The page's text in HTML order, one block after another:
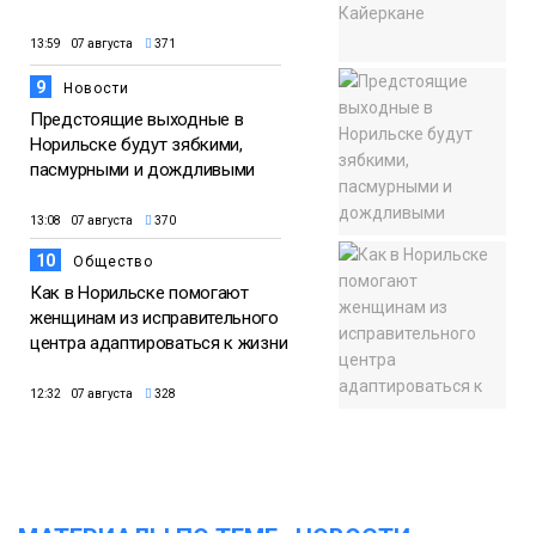
13:59 07 августа 371
9 Новости
Предстоящие выходные в
Норильске будут зябкими,
пасмурными и дождливыми
13:08 07 августа 370
10 Общество
Как в Норильске помогают
женщинам из исправительного
центра адаптироваться к жизни
12:32 07 августа 328